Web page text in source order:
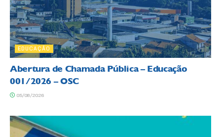
EDUCAÇÃO
Abertura de Chamada Pública – Educação
001/2026 – OSC
05/08/2026